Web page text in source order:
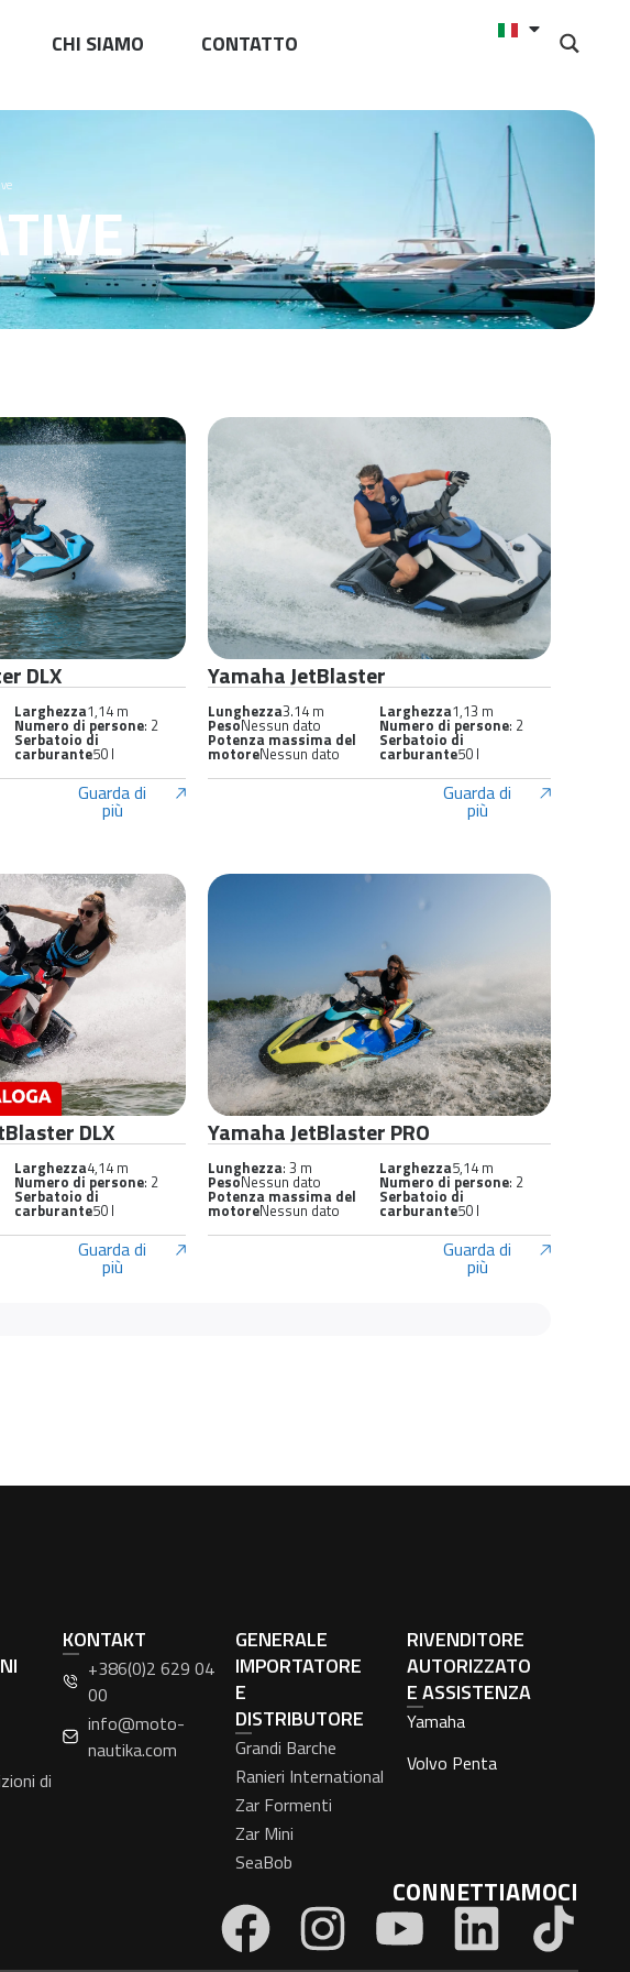
CHI SIAMO CONTATTO
DLX
Larghezza1,14 m
Numero di persone: 2
Serbatoio di
carburante50 l
Guarda di
più
Yamaha JetBlaster
Lunghezza3.14 m Larghezza1,13 m
PesoNessun dato Numero di persone: 2
Potenza massima del
motoreNessun dato
Serbatoio di
carburante50 l
Guarda di
più
DLX
Larghezza4,14 m
Numero di persone: 2
Serbatoio di
carburante50 l
Guarda di
più
Yamaha JetBlaster PRO
Lunghezza: 3 m Larghezza5,14 m
PesoNessun dato Numero di persone: 2
Potenza massima del
motoreNessun dato
Serbatoio di
carburante50 l
Guarda di
più
di
KONTAKT
+386(0)2 629 04
00
info@moto-
nautika.com
GENERALE
IMPORTATORE
E
DISTRIBUTORE
Grandi Barche
Ranieri International
Zar Formenti
Zar Mini
SeaBob
RIVENDITORE
AUTORIZZATO
E ASSISTENZA
Yamaha
Volvo Penta
CONNETTIAMOCI